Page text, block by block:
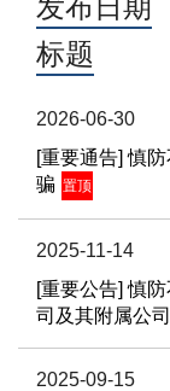
发布日期
标题
2026-06-30
[重要通告] 慎
骗 置顶
2025-11-14
[重要公告] 慎
司及其附属公
2025-09-15